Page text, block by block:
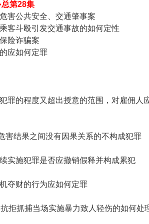
总第28集
害公共安全、交通肇事案
斗殴引发交通事故的如何定性
险诈骗案
应如何定罪
的程度又超出授意的范围，对雇佣人
结果之间没有因果关系的不构成犯罪
施犯罪是否应撤销假释并构成累犯
夺财的行为应如何定罪
拒抓捕当场实施暴力致人轻伤的如何处